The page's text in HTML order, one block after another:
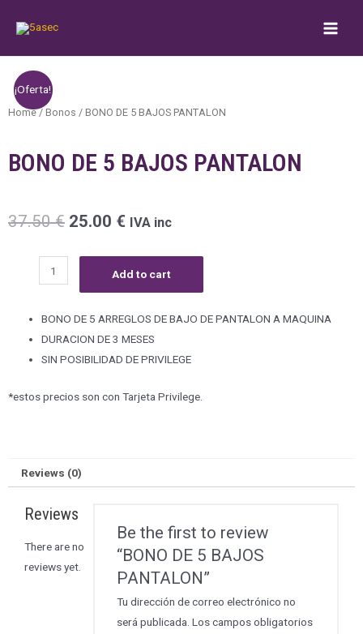
¡Oferta!
Home/ Bonos / BONO DE 5 BAJOS PANTALON
BONO DE 5 BAJOS PANTALON
37.50€ 25.00 € IVA inc
Add to cart
BONO DE 5 ARREGLOS DE BAJO DE PANTALON A MAQUINA
DURACION DE 3 MESES
SIN POSIBILIDAD DE PRIVILEGE
*estos precios son con Tarjeta Privilege.
Reviews (0)
Reviews
There are no
reviews yet.
Be the first to review
“BONO DE 5 BAJOS
PANTALON”
Tu dirección de correo electrónico no
será publicada. Los campos obligatorios